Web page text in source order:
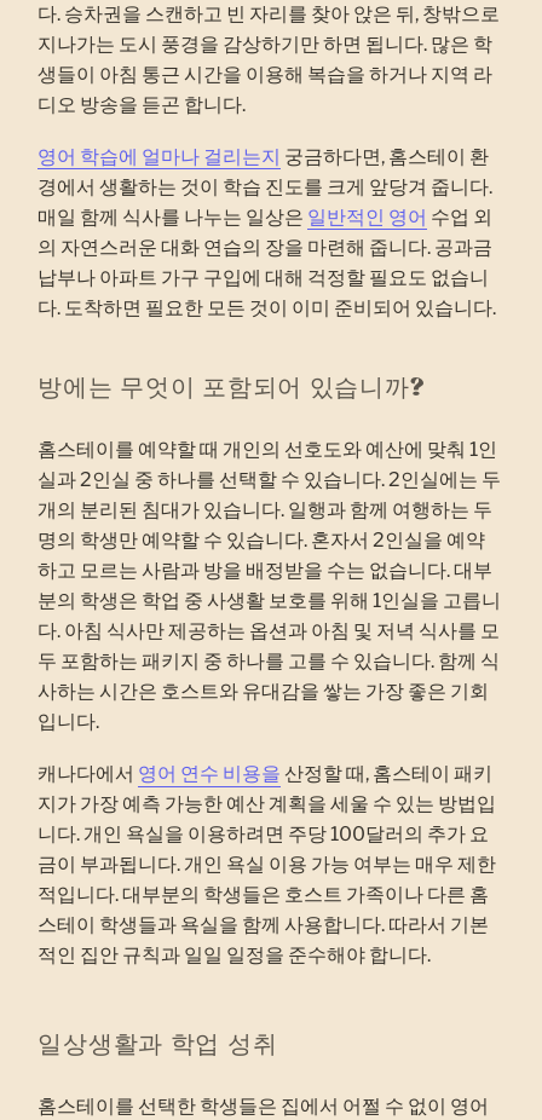
다. 승차권을 스캔하고 빈 자리를 찾아 앉은 뒤, 창밖으로
지나가는 도시 풍경을 감상하기만 하면 됩니다. 많은 학
생들이 아침 통근 시간을 이용해 복습을 하거나 지역 라
디오 방송을 듣곤 합니다.
영어 학습에 얼마나 걸리는지 궁금하다면, 홈스테이 환
경에서 생활하는 것이 학습 진도를 크게 앞당겨 줍니다.
매일 함께 식사를 나누는 일상은 일반적인 영어 수업 외
의 자연스러운 대화 연습의 장을 마련해 줍니다. 공과금
납부나 아파트 가구 구입에 대해 걱정할 필요도 없습니
다. 도착하면 필요한 모든 것이 이미 준비되어 있습니다.
방에는 무엇이 포함되어 있습니까?
홈스테이를 예약할 때 개인의 선호도와 예산에 맞춰 1인
실과 2인실 중 하나를 선택할 수 있습니다. 2인실에는 두
개의 분리된 침대가 있습니다. 일행과 함께 여행하는 두
명의 학생만 예약할 수 있습니다. 혼자서 2인실을 예약
하고 모르는 사람과 방을 배정받을 수는 없습니다. 대부
분의 학생은 학업 중 사생활 보호를 위해 1인실을 고릅니
다. 아침 식사만 제공하는 옵션과 아침 및 저녁 식사를 모
두 포함하는 패키지 중 하나를 고를 수 있습니다. 함께 식
사하는 시간은 호스트와 유대감을 쌓는 가장 좋은 기회
입니다.
캐나다에서 영어 연수 비용을 산정할 때, 홈스테이 패키
지가 가장 예측 가능한 예산 계획을 세울 수 있는 방법입
니다. 개인 욕실을 이용하려면 주당 100달러의 추가 요
금이 부과됩니다. 개인 욕실 이용 가능 여부는 매우 제한
적입니다. 대부분의 학생들은 호스트 가족이나 다른 홈
스테이 학생들과 욕실을 함께 사용합니다. 따라서 기본
적인 집안 규칙과 일일 일정을 준수해야 합니다.
일상생활과 학업 성취
홈스테이를 선택한 학생들은 집에서 어쩔 수 없이 영어